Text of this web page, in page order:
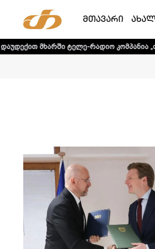
მთავარი
კომპანია „თრიალეთს! - დეტალური